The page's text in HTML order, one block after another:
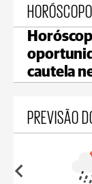
HORÓSCOPO
cautela
PREVISÃO
18°C